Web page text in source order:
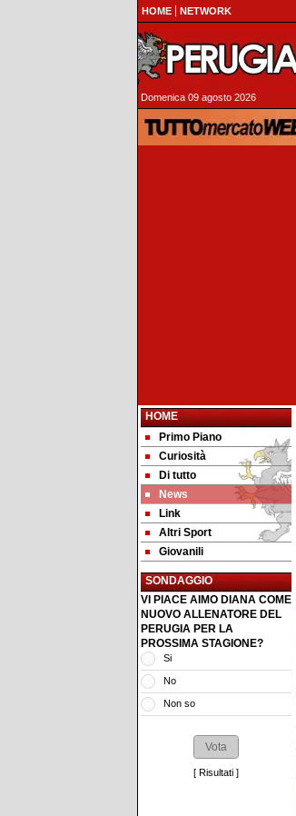
HOME NETWORK
Domenica 09 agosto 2026
HOME
Primo Piano
Curiosità
Di tutto
News
Link
Altri Sport
Giovanili
SONDAGGIO
VI PIACE AIMO DIANA COME
NUOVO ALLENATORE DEL
PERUGIA PER LA
PROSSIMA STAGIONE?
Si
No
Non so
[ Risultati ]